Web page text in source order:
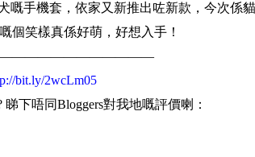
嘅手機套，依家又新推出咗新款，今次係貓
個笑樣真係好萌，好想入手！
bit.ly/2wcLm05
睇下唔同Bloggers對我地嘅評價喇：